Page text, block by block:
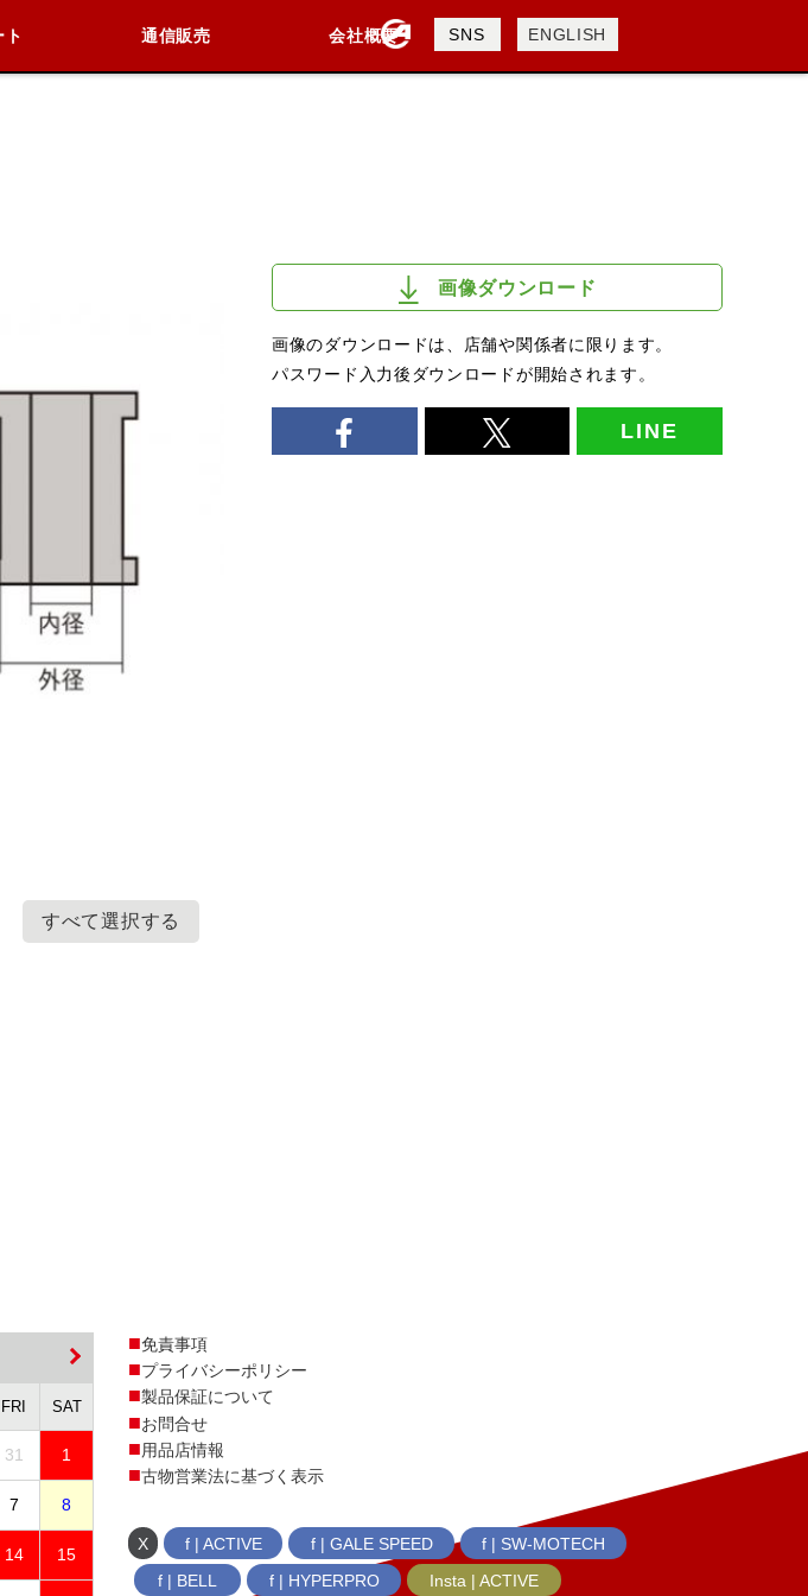
ト 通信販売 会社概要
会社概要
採用情報
SNS ENGLISH
ています。
画像ダウンロード
画像のダウンロードは、店舗や関係者に限ります。
パスワード入力後ダウンロードが開始されます。
LINE
すべて選択する
FRI SAT
31 1
7 8
14 15
免責事項
プライバシーポリシー
製品保証について
お問合せ
用品店情報
古物営業法に基づく表示
X f | ACTIVE f | GALE SPEED
f | SW-MOTECH
f | BELL
f | HYPERPRO Insta | ACTIVE